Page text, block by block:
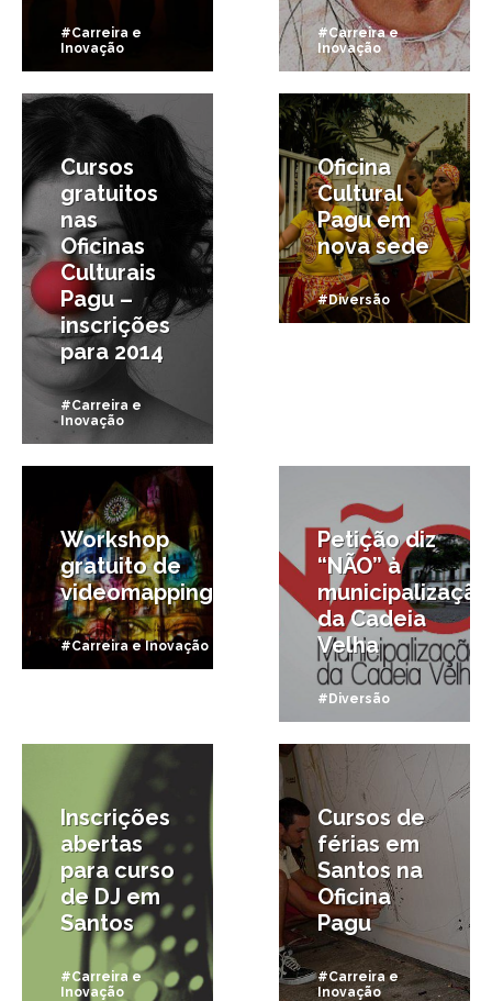
#Carreira e
Inovação
#Carreira e
Inovação
2/01/2014
Cursos
gratuitos
nas
Oficinas
Culturais
Pagu –
inscrições
para 2014
#Carreira e
Inovação
21/10/2013
Oficina
Cultural
Pagu em
nova sede
#Diversão
7/07/2013
Workshop
gratuito de
videomapping
#Carreira e Inovação
Petição diz
“NÃO” à
municipalização
da Cadeia
Velha
#Diversão
Inscrições
abertas
para curso
de DJ em
Santos
#Carreira e
Inovação
5/01/2012
Cursos de
férias em
Santos na
Oficina
Pagu
#Carreira e
Inovação